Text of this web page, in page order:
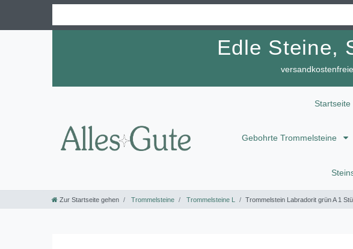
Edle Steine,
Startseite
Gebohrte Trommelsteine
Zur Startseite gehen Trommelsteine Trommelsteine L Trommelstein Labradorit grün A 1